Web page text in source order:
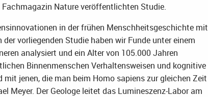
Nature veröffentlichten Studie.
in der frühen Menschheitsgeschichte mit
vorliegenden Studie haben wir Funde unter einem
analysiert und ein Alter von 105.000 Jahren
Binnenmenschen Verhaltensweisen und kognitive
jenen, die man beim Homo sapiens zur gleichen Zeit
Meyer. Der Geologe leitet das Lumineszenz-Labor am